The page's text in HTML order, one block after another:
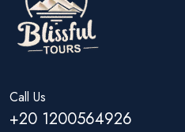
Call Us
+20 1200564926